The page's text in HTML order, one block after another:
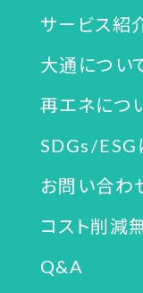
サービス紹
大通につい
再エネにつ
SDGs/ESG
お問い合わ
コスト削減
Q&A